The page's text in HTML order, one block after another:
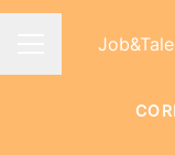
Menu de carreiras